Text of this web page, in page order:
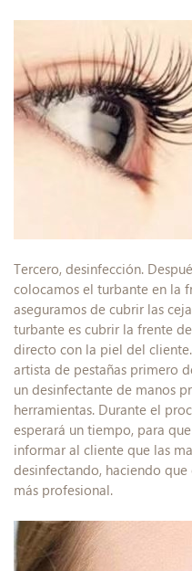
Tercero, desinfección.
colocamos el turbante en la
aseguramos de cubrir las
turbante es cubrir la frente
directo con la piel del
artista de pestañas primero
un desinfectante de manos
herramientas. Durante el
esperará un tiempo, para
informar al cliente que las
desinfectando, haciendo
más profesional.